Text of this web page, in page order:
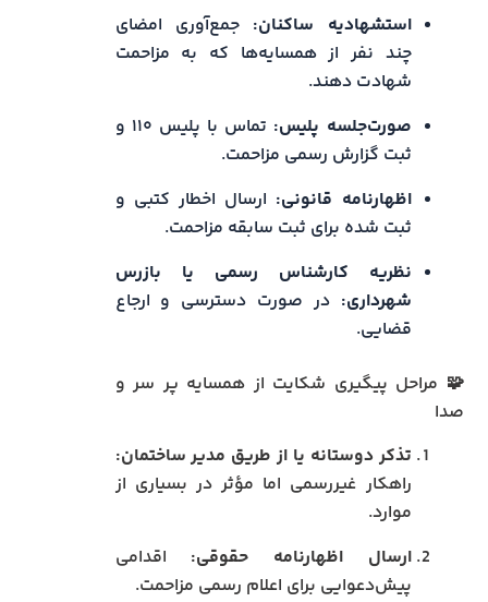
استشهادیه ساکنان: جمع‌آوری امضای
چند نفر از همسایه‌ها که به مزاحمت
شهادت دهند.
صورت‌جلسه پلیس:
تماس با پلیس ۱۱۰ و
ثبت گزارش رسمی مزاحمت.
اظهارنامه قانونی: ارسال اخطار کتبی و
ثبت شده برای ثبت سابقه مزاحمت.
نظریه کارشناس رسمی یا بازرس
شهرداری: در صورت دسترسی و ارجاع
قضایی.
🧩 مراحل پیگیری شکایت از همسایه پر سر و
صدا
تذکر دوستانه یا از طریق مدیر ساختمان:
راهکار غیررسمی اما مؤثر در بسیاری از
موارد.
ارسال اظهارنامه حقوقی: اقدامی
پیش‌دعوایی برای اعلام رسمی مزاحمت.